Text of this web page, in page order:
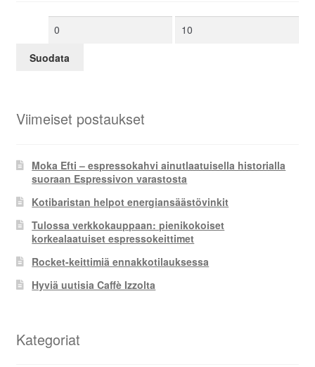
Minimihinta Maksimihinta
Suodata
Viimeiset postaukset
Moka Efti – espressokahvi ainutlaatuisella historialla
suoraan Espressivon varastosta
Kotibaristan helpot energiansäästövinkit
Tulossa verkkokauppaan: pienikokoiset
korkealaatuiset espressokeittimet
Rocket-keittimiä ennakkotilauksessa
Hyviä uutisia Caffè Izzolta
Kategoriat